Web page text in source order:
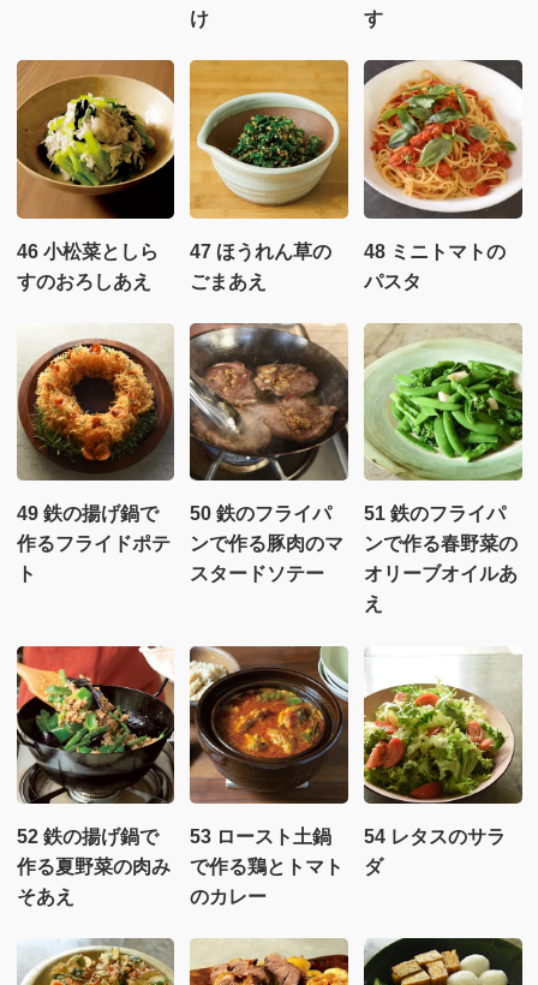
け
す
46 小松菜としら
すのおろしあえ
47 ほうれん草の
ごまあえ
48 ミニトマトの
パスタ
49 鉄の揚げ鍋で
作るフライドポテ
ト
50 鉄のフライパ
ンで作る豚肉のマ
スタードソテー
51 鉄のフライパ
ンで作る春野菜の
オリーブオイルあ
え
52 鉄の揚げ鍋で
作る夏野菜の肉み
そあえ
53 ロースト土鍋
で作る鶏とトマト
のカレー
54 レタスのサラ
ダ